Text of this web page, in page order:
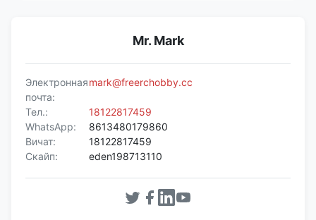
Mr. Mark
Электронная
почта:
mark@freerchobby.cc
Тел.:
18122817459
WhatsApp:
8613480179860
Вичат:
18122817459
Скайп:
eden198713110